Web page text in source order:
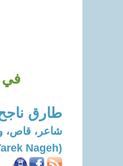
في
طارق
شاعر، قاص،
(Tarek Nageh)